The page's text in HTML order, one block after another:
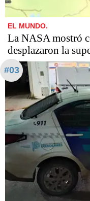
EL MUNDO.
La NASA mostró
desplazaron la
#03